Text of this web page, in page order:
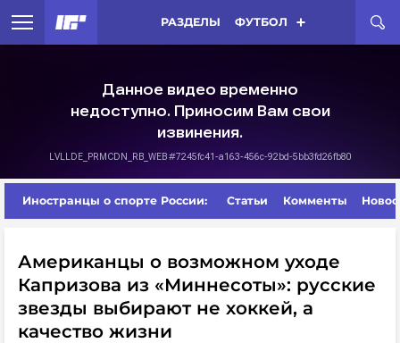
РАЗДЕЛЫ ФУТБОЛ
Иностранцы о спорте России: Статьи Комменты
Американцы о возможном уходе
Капризова из «Миннесоты»: русские
звезды выбирают не хоккей, а
качество жизни